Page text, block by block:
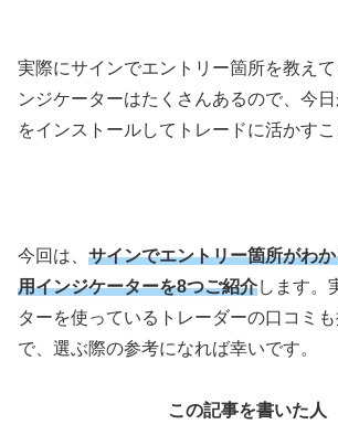
実際にサインでエントリー箇所を教え
ンジケーターはたくさんあるので、今
をインストールしてトレードに活かすこ
今回は、 サインでエントリー箇所がわ
用インジケーターを8つご紹介します。
ターを使っているトレーダーの口コミ
で、選ぶ際の参考になれば幸いです。
この記事を書いた人